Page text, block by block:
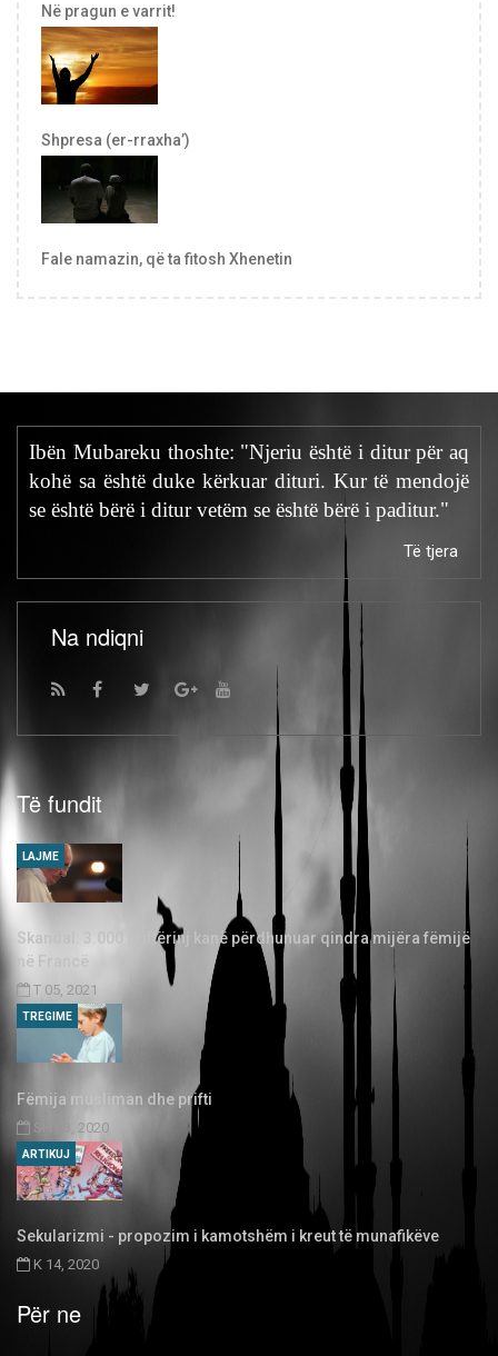
Në pragun e varrit!
Shpresa (er-rraxha’)
Fale namazin, që ta fitosh Xhenetin
Ibën Mubareku thoshte: "Njeriu është i ditur për aq
kohë sa është duke kërkuar dituri. Kur të mendojë
se është bërë i ditur vetëm se është bërë i paditur."
Të tjera
Na ndiqni
Të fundit
Skandal: 3.000 priftërinj kanë përdhunuar qindra mijëra fëmijë
në Francë
T 05, 2021
LAJME
Fëmija musliman dhe prifti
SH 03, 2020
TREGIME
Sekularizmi - propozim i kamotshëm i kreut të munafikëve
K 14, 2020
ARTIKUJ
Për ne